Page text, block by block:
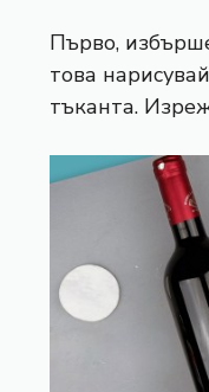
Първо,
това
тъканта.